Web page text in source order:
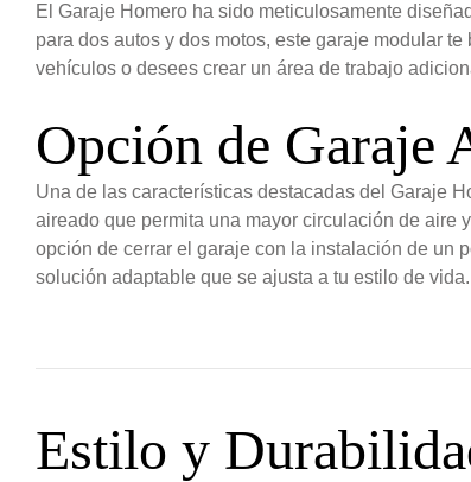
El Garaje Homero ha sido meticulosamente
para dos autos y dos motos, este garaje modular
vehículos o desees crear un área de trabajo
Opción de Garaje
Una de las características destacadas del Garaje
aireado que permita una mayor circulación de aire
opción de cerrar el garaje con la instalación de un
solución adaptable que se ajusta a tu estilo de vida.
Estilo y